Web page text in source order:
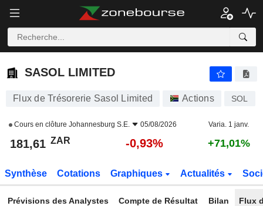
SASOL LIMITED
SASOL LIMITED
Flux de Trésorerie Sasol Limited Actions SOL
Cours en clôture Johannesburg S.E. 05/08/2026 Varia. 1 janv.
181,61 ZAR -0,93% +71,01%
Synthèse Cotations Graphiques Actualités
Prévisions des Analystes Compte de Résultat Bilan Flux